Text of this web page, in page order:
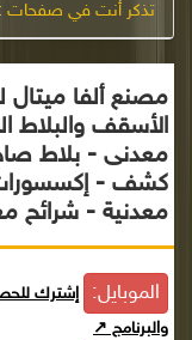
تذكر أنت في صفحات :
مصنع ألفا ميتال
الأسقف والبلاط
معدنى - بلاط
كشف -
معدنية - شرائح
الموبايل: إشترك
والبرنامج ↗